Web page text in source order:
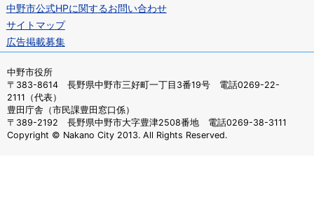
中野市公式HPに関するお問い合わせ
サイトマップ
広告掲載募集
中野市役所
〒383-8614 長野県中野市三好町一丁目3番19号 電話0269-22-
2111（代表）
豊田庁舎（市民課豊田窓口係）
〒389-2192 長野県中野市大字豊津2508番地 電話0269-38-3111
Copyright © Nakano City 2013. All Rights Reserved.